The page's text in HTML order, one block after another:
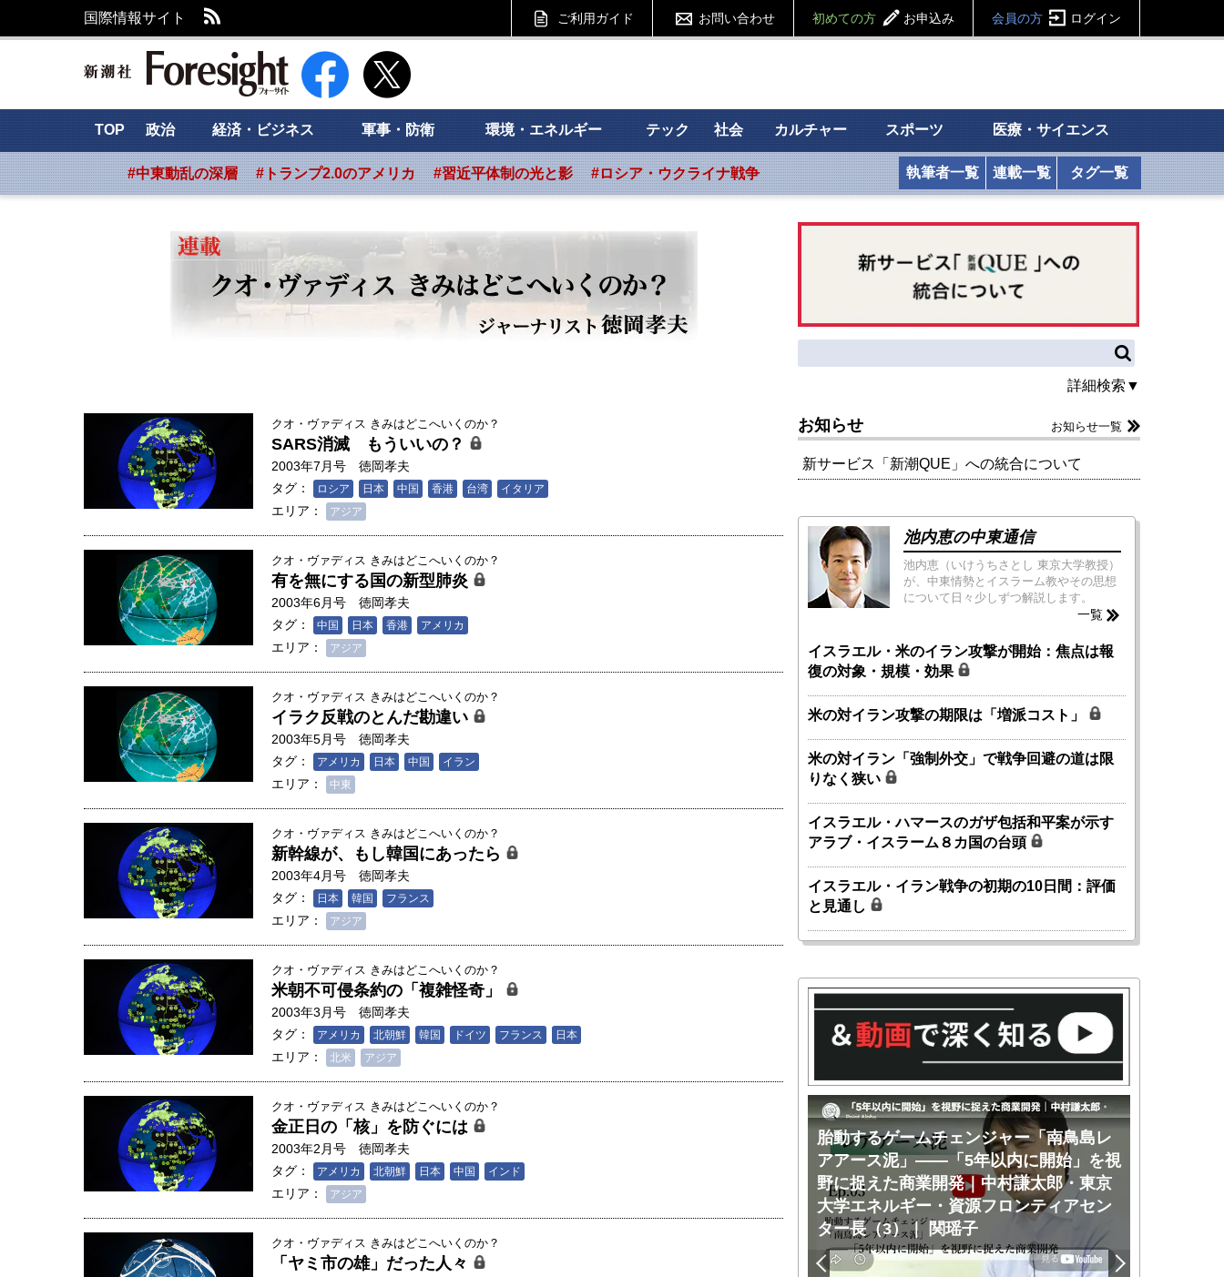
国際情報サイト ご利用ガイド お問い合わせ 初めての方 お申込み 会員の方 ログイン
新潮社 Foresight フォーサイト
TOP 政治 経済・ビジネス 軍事・防衛 環境・エネルギー テック 社会 カルチャー スポーツ 医療・サイエンス
#中東動乱の深層 #トランプ2.0のアメリカ #習近平体制の光と影 #ロシア・ウクライナ戦争 執筆者一覧 連載一覧 タグ一覧
クオ・ヴァディス きみはどこへいくのか？
SARS消滅 もういいの？
2003年7月号
徳岡孝夫
タグ：
ロシア 日本 中国 香港 台湾 イタリア
エリア： アジア
クオ・ヴァディス きみはどこへいくのか？
有を無にする国の新型肺炎
2003年6月号
徳岡孝夫
タグ：
中国 日本 香港 アメリカ
エリア： アジア
クオ・ヴァディス きみはどこへいくのか？
イラク反戦のとんだ勘違い
2003年5月号
徳岡孝夫
タグ：
アメリカ 日本 中国 イラン
エリア： 中東
クオ・ヴァディス きみはどこへいくのか？
新幹線が、もし韓国にあったら
2003年4月号
徳岡孝夫
タグ：
日本 韓国 フランス
エリア： アジア
クオ・ヴァディス きみはどこへいくのか？
米朝不可侵条約の「複雑怪奇」
2003年3月号
徳岡孝夫
タグ：
アメリカ 北朝鮮 韓国 ドイツ フランス 日本
エリア： 北米 アジア
クオ・ヴァディス きみはどこへいくのか？
金正日の「核」を防ぐには
2003年2月号
徳岡孝夫
タグ：
アメリカ 北朝鮮 日本 中国 インド
エリア： アジア
クオ・ヴァディス きみはどこへいくのか？
「ヤミ市の雄」だった人々
詳細検索▼
お知らせ お知らせ一覧
新サービス「新潮QUE」への統合について
池内恵の中東通信
池内恵（いけうちさとし 東京大学教授）
が、中東情勢とイスラーム教やその思想
について日々少しずつ解説します。
一覧
イスラエル・米のイラン攻撃が開始：焦点は報
復の対象・規模・効果
米の対イラン攻撃の期限は「増派コスト」
米の対イラン「強制外交」で戦争回避の道は限
りなく狭い
イスラエル・ハマースのガザ包括和平案が示す
アラブ・イスラーム８カ国の台頭
イスラエル・イラン戦争の初期の10日間：評価
と見通し
人は「地上の太陽」を手にするか 核融
合発電の現在地――実現・普及後の「世
界像」｜江尻晶・東京大学大学院新領域
創成科学研究科教授（4）｜ 関瑶子
アアース泥」――日米欧豪による新たな
サプライチェーン｜中村謙太郎・東京大
胎動するゲームチェンジャー「南鳥島レ
アアース泥」――「5年以内に開始」を視
野に捉えた商業開発｜中村謙太郎・東京
大学エネルギー・資源フロンティアセン
ター長（3）｜ 関瑶子